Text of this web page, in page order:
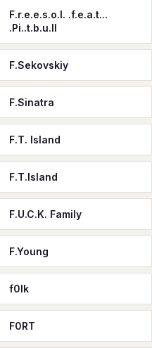
F.r.e.e.s.o.l. .f.e.a.t...
.Pi..t.b.u.ll
F.Sekovskiy
F.Sinatra
F.T. Island
F.T.Island
F.U.C.K. Family
F.Young
f0lk
F0RT